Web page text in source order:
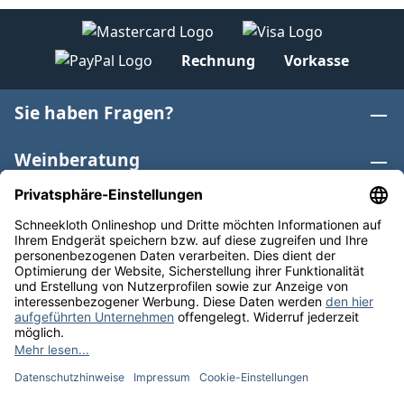
Rechnung Vorkasse
Sie haben Fragen?
Weinberatung
Informationen
Weinkategorien
Internationaler Wein
* Alle Preise inkl. gesetzl. Mehrwertsteuer zzgl.
anders angegeben. Bioprodukte im Bio-Kontrollverfahren